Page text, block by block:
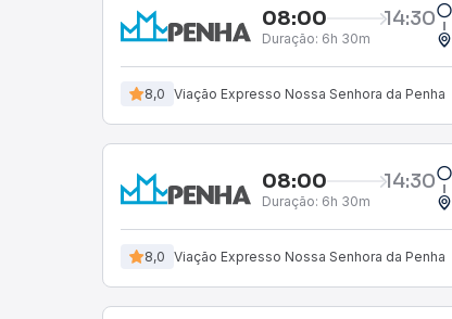
08:00 14:30
Duração: 6h 30m
8,0 Viação Expresso Nossa Senhora da Penha
08:00 14:30
Duração: 6h 30m
8,0 Viação Expresso Nossa Senhora da Penha